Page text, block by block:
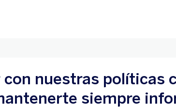
nuestras políticas
siempre